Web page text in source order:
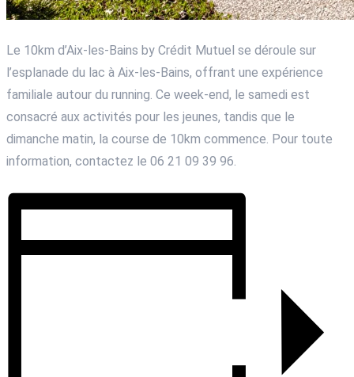
Le 10km d’Aix-les-Bains by Crédit Mutuel se déroule sur
l’esplanade du lac à Aix-les-Bains, offrant une expérience
familiale autour du running. Ce week-end, le samedi est
consacré aux activités pour les jeunes, tandis que le
dimanche matin, la course de 10km commence. Pour toute
information, contactez le 06 21 09 39 96.